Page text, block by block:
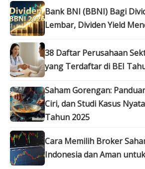
Bank BNI (BBNI) Bagi
Lembar, Dividen Yield
38 Daftar Perusahaan
yang Terdaftar di BEI
Saham Gorengan:
Ciri, dan Studi Kasus
Tahun 2025
Cara Memilih Broker
Indonesia dan Aman